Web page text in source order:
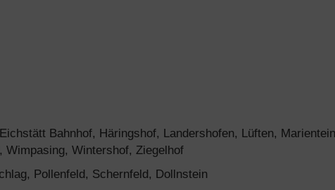
Bahnhof, Häringshof, Landershofen, Lüften,
Wimpasing, Wintershof, Ziegelhof
Pollenfeld, Schernfeld, Dollnstein